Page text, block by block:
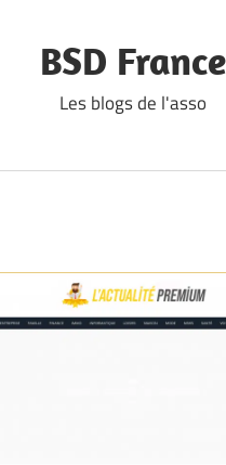
BSD France
Les blogs de l'asso